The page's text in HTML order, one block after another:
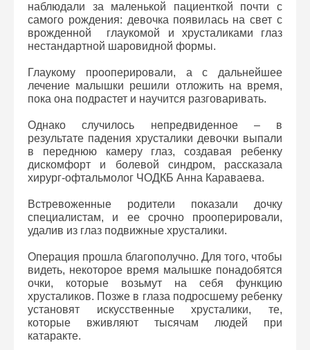
наблюдали за маленькой пациенткой почти с
самого рождения: девочка появилась на свет с
врожденной глаукомой и хрусталиками глаз
нестандартной шаровидной формы.
Глаукому прооперировали, а с дальнейшее
лечение малышки решили отложить на время,
пока она подрастет и научится разговаривать.
Однако случилось непредвиденное – в
результате падения хрусталики девочки выпали
в переднюю камеру глаз, создавая ребенку
дискомфорт и болевой синдром, рассказала
хирург-офтальмолог ЧОДКБ Анна Караваева.
Встревоженные родители показали дочку
специалистам, и ее срочно прооперировали,
удалив из глаз подвижные хрусталики.
Операция прошла благополучно. Для того, чтобы
видеть, некоторое время малышке понадобятся
очки, которые возьмут на себя функцию
хрусталиков. Позже в глаза подросшему ребенку
установят искусственные хрусталики, те,
которые вживляют тысячам людей при
катаракте.